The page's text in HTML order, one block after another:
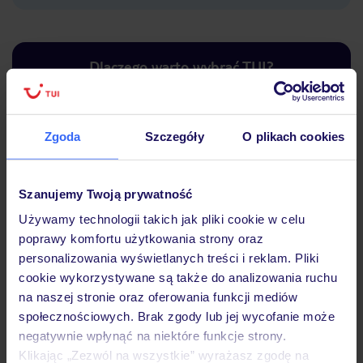
Zgoda Szczegóły O plikach cookies
Szanujemy Twoją prywatność
Używamy technologii takich jak pliki cookie w celu
poprawy komfortu użytkowania strony oraz
personalizowania wyświetlanych treści i reklam. Pliki
cookie wykorzystywane są także do analizowania ruchu
na naszej stronie oraz oferowania funkcji mediów
społecznościowych. Brak zgody lub jej wycofanie może
negatywnie wpłynąć na niektóre funkcje strony.
Klikając „Zezwól na wszystkie” wyrażasz zgodę na
Dlaczego warto wybrać TUI?
Hotel
Pokoje